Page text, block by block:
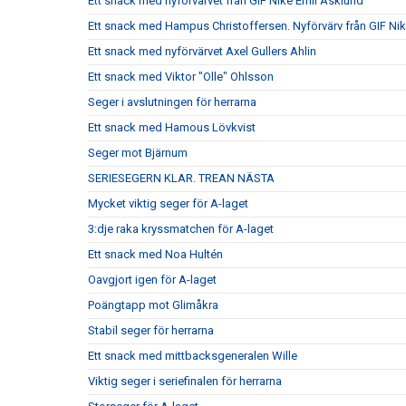
Ett snack med Hampus Christoffersen. Nyförvärv från GIF
Ett snack med nyförvärvet Axel Gullers Ahlin
Ett snack med Viktor "Olle" Ohlsson
Seger i avslutningen för herrarna
Ett snack med Hamous Lövkvist
Seger mot Bjärnum
SERIESEGERN KLAR. TREAN NÄSTA
Mycket viktig seger för A-laget
3:dje raka kryssmatchen för A-laget
Ett snack med Noa Hultén
Oavgjort igen för A-laget
Poängtapp mot Glimåkra
Stabil seger för herrarna
Ett snack med mittbacksgeneralen Wille
Viktig seger i seriefinalen för herrarna